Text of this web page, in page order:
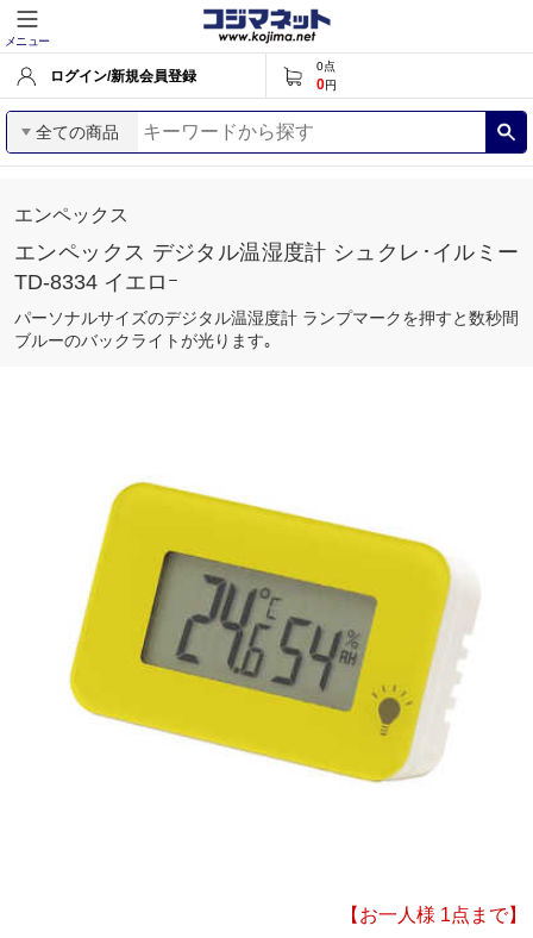
メニュー
ログイン/新規会員登録
0点
0円
全ての商品
エンペックス
エンペックス デジタル温湿度計 シュクレ･イルミー
TD-8334 イエロｰ
パーソナルサイズのデジタル温湿度計 ランプマークを押すと数秒間
ブルーのバックライトが光ります｡
【お一人様 1点まで】